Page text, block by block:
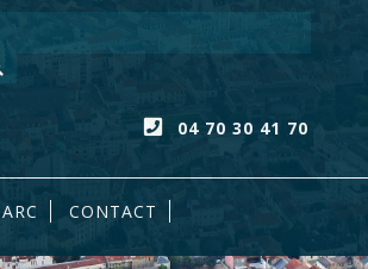
Votre
04 70 30 41 70
CONTACT